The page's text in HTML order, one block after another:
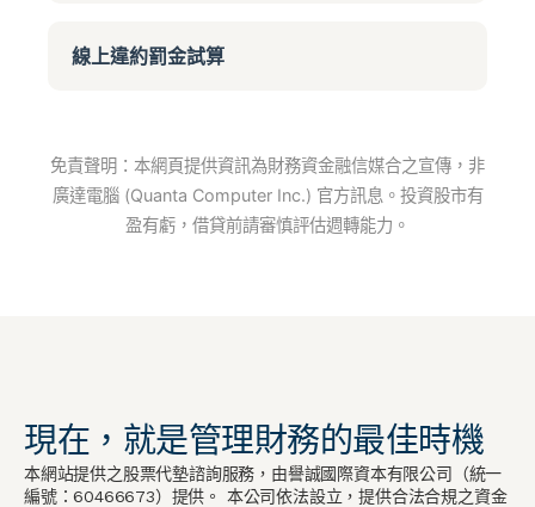
線上違約罰金試算
免責聲明：本網頁提供資訊為財務資金融信媒合之宣傳，非
廣達電腦 (Quanta Computer Inc.) 官方訊息。投資股市有
盈有虧，借貸前請審慎評估週轉能力。
現在，就是管理財務的最佳時機
本網站提供之股票代墊諮詢服務，由譽誠國際資本有限公司（統一
編號：60466673）提供。 本公司依法設立，提供合法合規之資金